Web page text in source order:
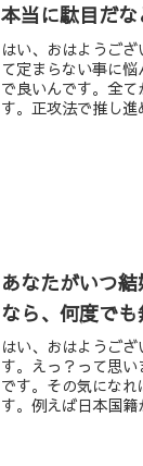
本当に駄目だな
はい、おはようご
て定まらない事に
で良いんです。全
す。正攻法で推し
あなたがいつ
なら、何度で
はい、おはようご
す。えっ？って思
です。その気にな
す。例えば日本国